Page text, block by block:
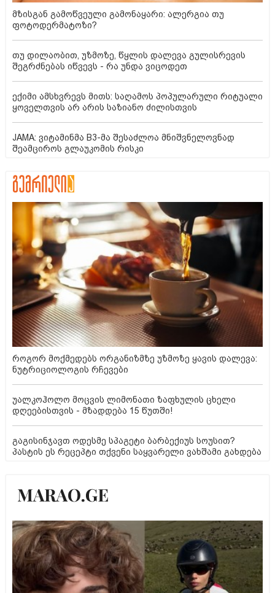
მზისგან გამოწვეული გამონაყარი: ალერგია თუ
ფოტოდერმატოზი?
თუ დილაობით, უზმოზე, წყლის დალევა გულისრევის
შეგრძნებას იწვევს - რა უნდა ვიცოდეთ
ექიმი ამსხვრევს მითს: საღამოს პოპულარული რიტუალი
ყოველთვის არ არის საზიანო ძილისთვის
JAMA: ვიტამინმა B3-მა შესაძლოა მნიშვნელოვნად
შეამციროს გლაუკომის რისკი
როგორ მოქმედებს ორგანიზმზე უზმოზე ყავის დალევა:
ნუტრიციოლოგის რჩევები
უალკოჰოლო მოცვის ლიმონათი ზაფხულის ცხელი
დღეებისთვის - მზადდება 15 წუთში!
გაგისინჯავთ ოდესმე სპაგეტი ბარბექიუს სოუსით?
პასტის ეს რეცეპტი თქვენი საყვარელი ვახშამი გახდება